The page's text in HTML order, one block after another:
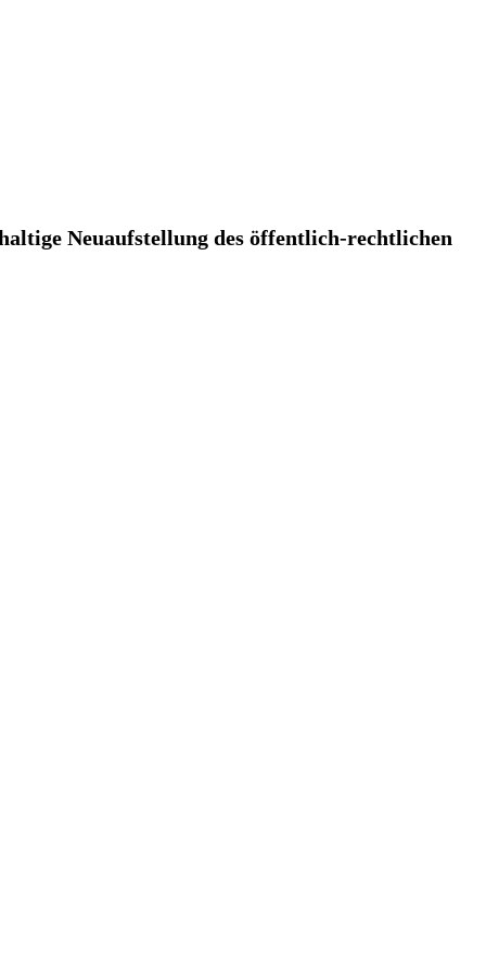
Neuaufstellung des öffentlich-rechtlichen